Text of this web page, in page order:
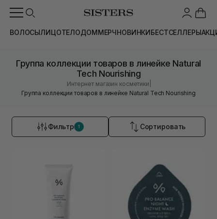
ВОЛОСЫЛИЦОТЕЛОДОММЕРЧНОВИНКИБЕСТСЕЛЛЕРЫ
Группа коллекции товаров в линейке Natural
Tech Nourishing
Интернет магазин косметики
Группа коллекции товаров в линейке Natural Tech Nourishing
Фильтр 1 Сортировать